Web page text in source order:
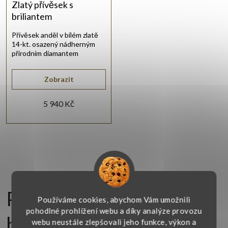
Používáme cookies, abychom Vám umožnili
pohodlné prohlížení webu a díky analýze provozu
webu neustále zlepšovali jeho funkce, výkon a
p
r
o
t
ů
Zlatý přívěsek s
briliantem
5 940 Kč
Zobrazit
Přívěsek anděl v bílém zlatě
14-kt. osazený nádherným
přírodním diamantem
v
á
Přívěsky z bílého zlata s